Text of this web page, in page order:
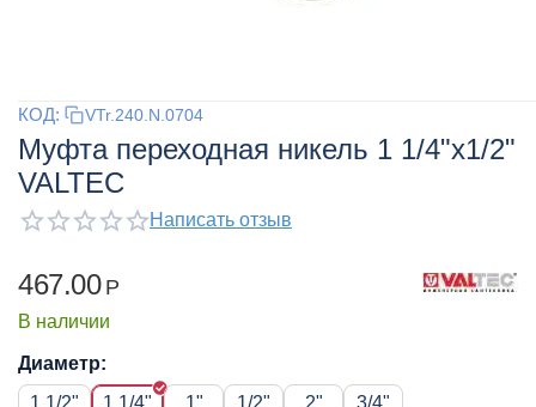
КОД: VTr.240.N.0704
Муфта переходная никель 1 1/4"x1/2"
VALTEC
Написать отзыв
467.00 Р
В наличии
Диаметр: